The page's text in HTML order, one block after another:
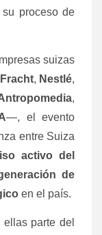
proceso de
suizas
Fracht, Nestlé,
,
—, el evento
entre Suiza
activo del
de
en el país.
parte del